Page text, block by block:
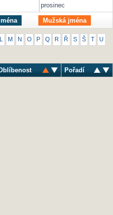
prosinec
Mužská jména
M N O P Q R Ř S Š U
Pořadí